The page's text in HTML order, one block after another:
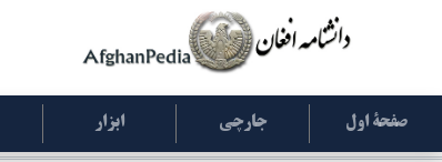
صفحۀ اول جارچی ابزار